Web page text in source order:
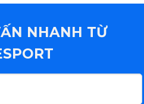
NHANH TỪ